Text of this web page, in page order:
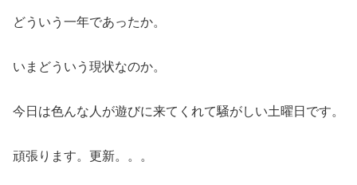
どういう一年であったか。
いまどういう現状なのか。
今日は色んな人が遊びに来てくれて騒がしい土曜日です。
頑張ります。更新。。。